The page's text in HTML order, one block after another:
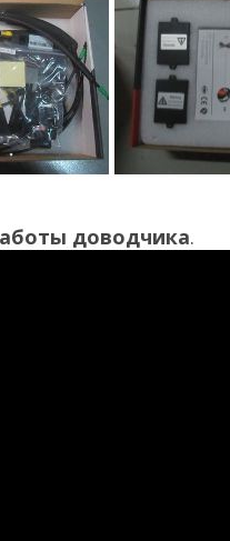
доводчика.